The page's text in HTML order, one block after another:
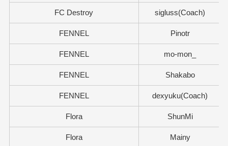
FC Destroy sigluss(Coach)
FENNEL Pinotr
FENNEL mo-mon_
FENNEL Shakabo
FENNEL dexyuku(Coach)
Flora ShunMi
Flora Mainy